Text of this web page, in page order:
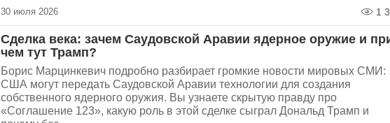
30 июля 2026 1
Сделка века: зачем Саудовской Аравии ядерное оружие и
чем тут Трамп?
Борис Марцинкевич подробно разбирает громкие новости мировых СМИ:
США могут передать Саудовской Аравии технологии для создания
собственного ядерного оружия. Вы узнаете скрытую правду про
«Соглашение 123», какую роль в этой сделке сыграл Дональд Трамп и